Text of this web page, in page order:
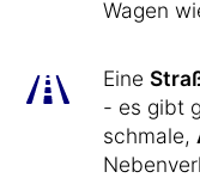
Wagen
Eine
- es gibt
schmale,